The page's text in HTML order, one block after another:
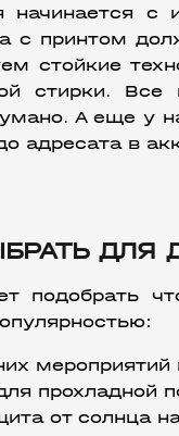
начинается
с принтом
стойкие
стирки. Все
А еще у
адресата в
ДЛЯ
подобрать
мероприятий
прохладной
от солнца